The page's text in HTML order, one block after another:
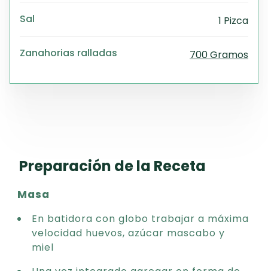
Sal 1 Pizca
Zanahorias ralladas 700 Gramos
Preparación de la Receta
Masa
En batidora con globo trabajar a máxima
velocidad huevos, azúcar mascabo y
miel